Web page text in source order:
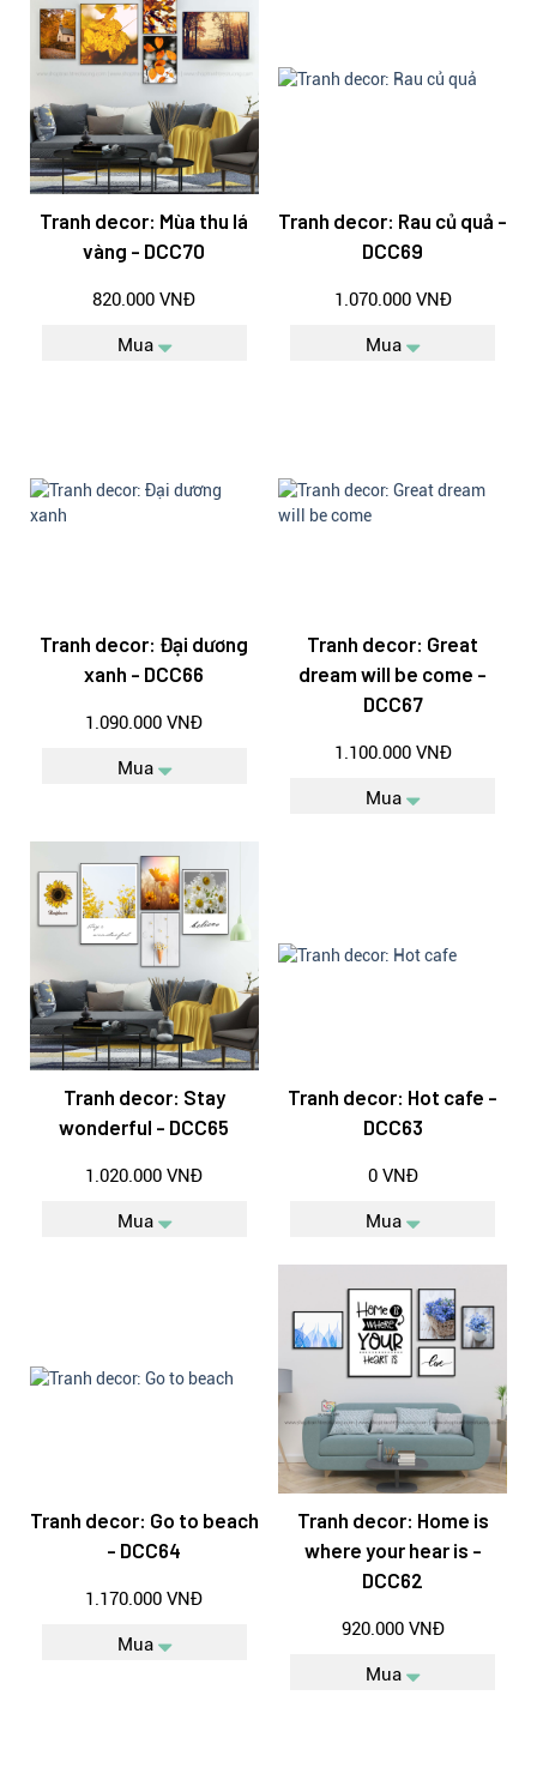
Tranh decor: Mùa thu lá
vàng - DCC70
820.000 VNĐ
Mua
Tranh decor: Rau củ quả -
DCC69
1.070.000 VNĐ
Mua
Tranh decor: Đại dương
xanh - DCC66
1.090.000 VNĐ
Mua
Tranh decor: Great
dream will be come -
DCC67
1.100.000 VNĐ
Mua
Tranh decor: Stay
wonderful - DCC65
1.020.000 VNĐ
Mua
Tranh decor: Hot cafe -
DCC63
0 VNĐ
Mua
Tranh decor: Go to beach
- DCC64
1.170.000 VNĐ
Mua
Tranh decor: Home is
where your hear is -
DCC62
920.000 VNĐ
Mua